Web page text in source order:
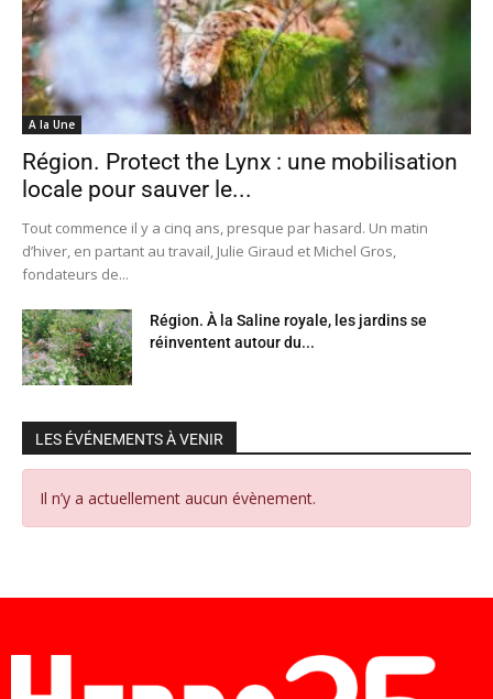
A la Une
Région. Protect the Lynx : une mobilisation
locale pour sauver le...
Tout commence il y a cinq ans, presque par hasard. Un matin
d’hiver, en partant au travail, Julie Giraud et Michel Gros,
fondateurs de...
Région. À la Saline royale, les jardins se
réinventent autour du...
LES ÉVÉNEMENTS À VENIR
Il n’y a actuellement aucun évènement.